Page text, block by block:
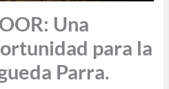
Una
para la
Parra.